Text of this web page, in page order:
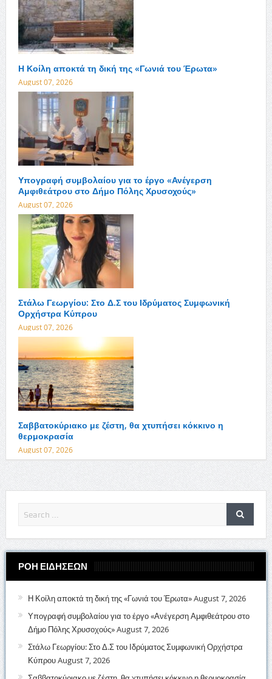
Η Κοίλη αποκτά τη δική της «Γωνιά του Έρωτα»
August 07, 2026
Υπογραφή συμβολαίου για το έργο «Ανέγερση
Αμφιθεάτρου στο Δήμο Πόλης Χρυσοχούς»
August 07, 2026
Στάλω Γεωργίου: Στο Δ.Σ του Ιδρύματος Συμφωνική
Ορχήστρα Κύπρου
August 07, 2026
Σαββατοκύριακο με ζέστη, θα χτυπήσει κόκκινο η
θερμοκρασία
August 07, 2026
ΡΟΗ ΕΙΔΗΣΕΩΝ
Η Κοίλη αποκτά τη δική της «Γωνιά του Έρωτα»August 7, 2026
Υπογραφή συμβολαίου για το έργο «Ανέγερση Αμφιθεάτρου στο
Δήμο Πόλης Χρυσοχούς»August 7, 2026
Στάλω Γεωργίου: Στο Δ.Σ του Ιδρύματος Συμφωνική Ορχήστρα
ΚύπρουAugust 7, 2026